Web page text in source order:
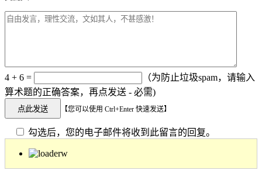
4 + 6 =
（为防止垃圾spam，请输入
算术题的正确答案，再点发送 - 必需)
【您可以使用 Ctrl+Enter 快速发送】
勾选后，您的电子邮件将收到此留言的回复。